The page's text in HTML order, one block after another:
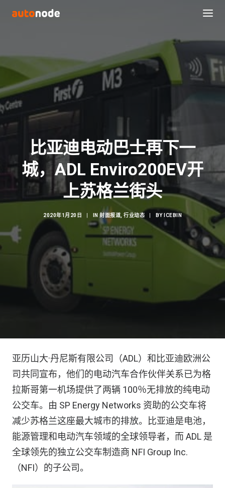
Search
比亚迪电动巴士再下一
城，ADL Enviro200EV开
上苏格兰街头
2020年1月20日 IN 封面报道 行业动态 BY ICEBIN
亚历山大·丹尼斯有限公司（ADL）和比亚迪欧洲公
司共同宣布，他们的电动汽车合作伙伴关系已为格
拉斯哥第一机场提供了两辆 100％无排放的纯电动
公交车。由 SP Energy Networks 资助的公交车将
减少苏格兰这座最大城市的排放。比亚迪是电池，
能源管理和电动汽车领域的全球领导者，而 ADL 是
全球领先的独立公交车制造商 NFI Group Inc.
（NFI）的子公司。